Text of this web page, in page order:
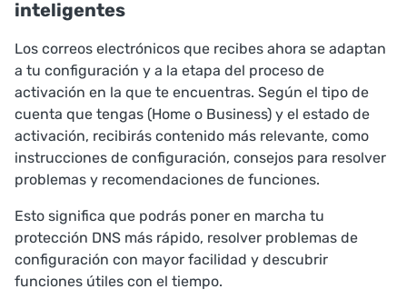
inteligentes
Los correos electrónicos que recibes ahora se adaptan
a tu configuración y a la etapa del proceso de
activación en la que te encuentras. Según el tipo de
cuenta que tengas (Home o Business) y el estado de
activación, recibirás contenido más relevante, como
instrucciones de configuración, consejos para resolver
problemas y recomendaciones de funciones.
Esto significa que podrás poner en marcha tu
protección DNS más rápido, resolver problemas de
configuración con mayor facilidad y descubrir
funciones útiles con el tiempo.